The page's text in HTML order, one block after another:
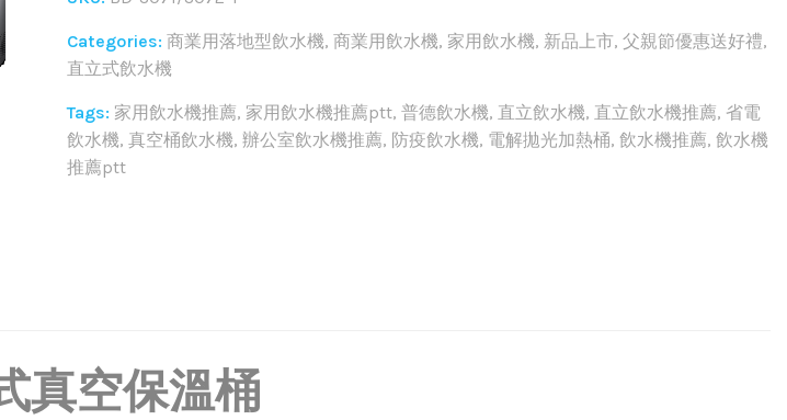
Categories: 商業用落地型飲水機, 商業用飲水機, 家用飲水機, 新品上市, 父親節優惠送好禮,
直立式飲水機
Tags: 家用飲水機推薦, 家用飲水機推薦ptt, 普德飲水機, 直立飲水機, 直立飲水機推薦, 省電
飲水機, 真空桶飲水機, 辦公室飲水機推薦, 防疫飲水機, 電解拋光加熱桶, 飲水機推薦, 飲水機
推薦ptt
真空保溫桶